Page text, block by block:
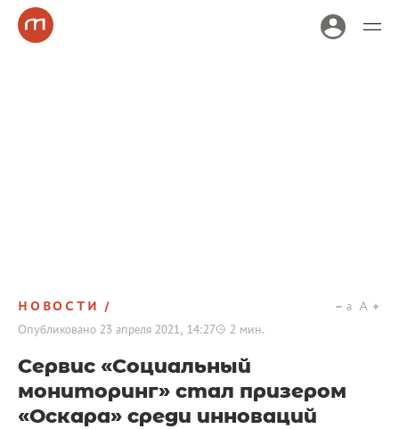
НОВОСТИ
Опубликовано 23 апреля 2021, 14:27 2 мин.
a A
Сервис «Социальный
мониторинг» стал призером
«Оскара» среди инноваций